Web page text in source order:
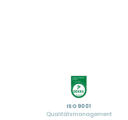
ISO 9001
Qualitätsmanagement